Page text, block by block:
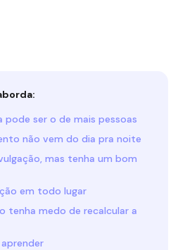
pode ser o de mais pessoas
não vem do dia pra noite
mas tenha um bom
em todo lugar
tenha medo de recalcular a